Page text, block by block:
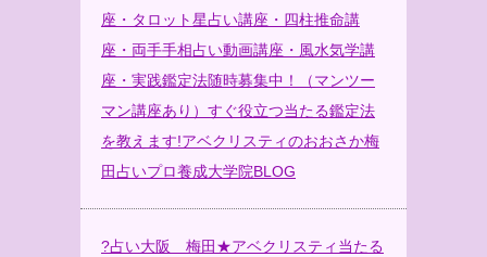
座・タロット星占い講座・四柱推命講
座・両手手相占い動画講座・風水気学講
座・実践鑑定法随時募集中！（マンツー
マン講座あり）すぐ役立つ当たる鑑定法
を教えます!アベクリスティのおおさか梅
田占いプロ養成大学院BLOG
?占い大阪 梅田★アベクリスティ当たる